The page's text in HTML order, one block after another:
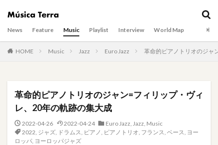
News Feature Music Playlist Interview World Map
HOME Music Jazz Euro Jazz 革命的ピアノトリオのジャ
革命的ピアノトリオのジャン=フィリップ・ヴィ
レ、20年の軌跡の集大成
2022-04-26 2022-04-24 Euro Jazz, Jazz, Music
2022, ジャズ, ドラムス, ピアノ, ピアノトリオ, フランス, ベース, ヨー
ロッパ, ヨーロッパジャズ